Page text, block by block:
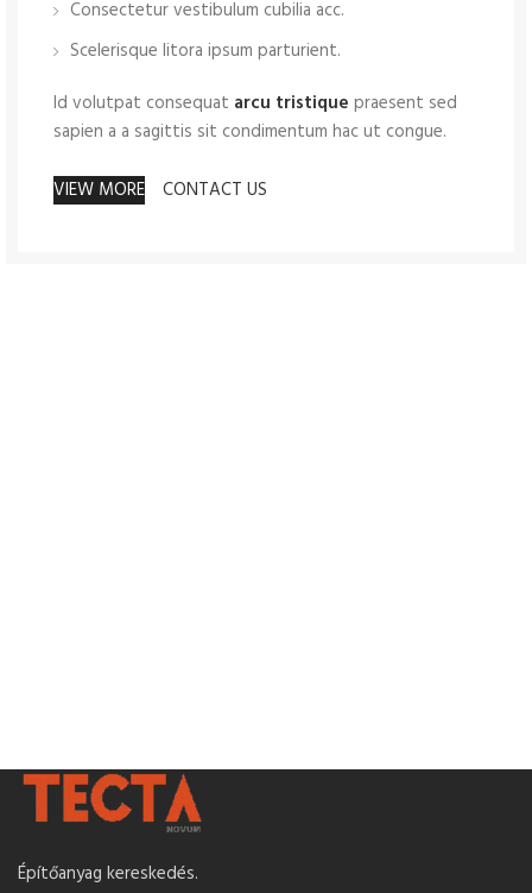
Consectetur vestibulum cubilia acc.
Scelerisque litora ipsum parturient.
Id volutpat consequat arcu tristique praesent sed
sapien a a sagittis sit condimentum hac ut congue.
VIEW MORE CONTACT US
Építőanyag kereskedés.